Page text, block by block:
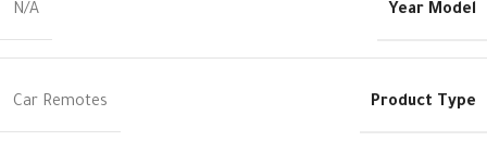
Year Model
N/A
Product Type
Car Remotes